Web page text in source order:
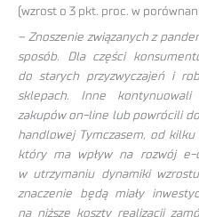
(wzrost o 3 pkt. proc. w
– Znoszenie związanych z
sposób. Dla części
do starych przyzwyczajeń i
sklepach. Inne kontynuowali
zakupów on-line lub powrócili
handlowej Tymczasem, od
który ma wpływ na rozwój e-
w utrzymaniu dynamiki
znaczenie będą miały
na niższe koszty realizacji